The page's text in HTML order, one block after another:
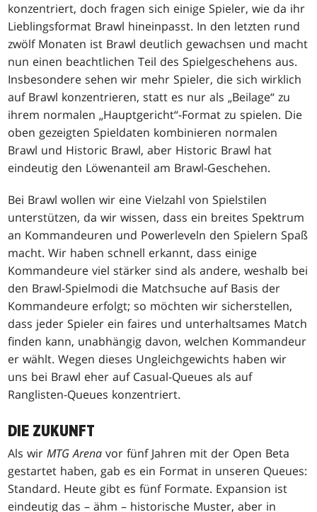
konzentriert, doch fragen sich einige Spieler, wie da ihr
Lieblingsformat Brawl hineinpasst. In den letzten rund
zwölf Monaten ist Brawl deutlich gewachsen und macht
nun einen beachtlichen Teil des Spielgeschehens aus.
Insbesondere sehen wir mehr Spieler, die sich wirklich
auf Brawl konzentrieren, statt es nur als „Beilage“ zu
ihrem normalen „Hauptgericht“-Format zu spielen. Die
oben gezeigten Spieldaten kombinieren normalen
Brawl und Historic Brawl, aber Historic Brawl hat
eindeutig den Löwenanteil am Brawl-Geschehen.
Bei Brawl wollen wir eine Vielzahl von Spielstilen
unterstützen, da wir wissen, dass ein breites Spektrum
an Kommandeuren und Powerleveln den Spielern Spaß
macht. Wir haben schnell erkannt, dass einige
Kommandeure viel stärker sind als andere, weshalb bei
den Brawl-Spielmodi die Matchsuche auf Basis der
Kommandeure erfolgt; so möchten wir sicherstellen,
dass jeder Spieler ein faires und unterhaltsames Match
finden kann, unabhängig davon, welchen Kommandeur
er wählt. Wegen dieses Ungleichgewichts haben wir
uns bei Brawl eher auf Casual-Queues als auf
Ranglisten-Queues konzentriert.
DIE ZUKUNFT
Als wirMTG Arena vor fünf Jahren mit der Open Beta
gestartet haben, gab es ein Format in unseren Queues:
Standard. Heute gibt es fünf Formate. Expansion ist
eindeutig das – ähm – historische Muster, aber in